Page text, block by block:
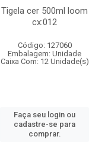
Tigela cer 500ml loom
cx:012
Código: 127060
Embalagem: Unidade
Caixa Com: 12 Unidade(s)
Faça seu login ou
cadastre-se para
comprar.